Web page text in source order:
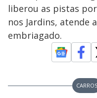
liberou as pistas por
nos Jardins, atende
embriagado.
CARROS